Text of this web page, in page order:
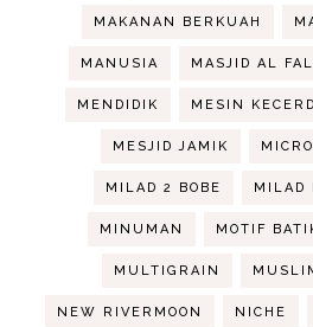
MAKANAN BERKUAH
MANUSIA MASJID AL
MENDIDIK MESIN
MESJID JAMIK
MILAD 2 BOBE MILAD
MINUMAN MOTIF
MULTIGRAIN
NEW RIVERMOON NICHE